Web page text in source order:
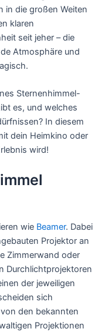
in die großen Weiten
klaren
seit jeher – die
Atmosphäre und
Sternenhimmel-
es, und welches
In diesem
dein Heimkino oder
wird!
wie Beamer. Dabei
Projektor an
Zimmerwand oder
Durchlichtprojektoren
der jeweiligen
sich
den bekannten
Projektionen